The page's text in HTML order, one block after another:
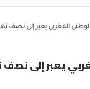
المغربي يعبر إلى نصف
يعبر إلى